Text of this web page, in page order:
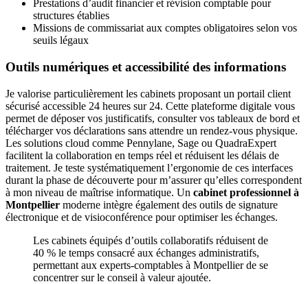
Prestations d’audit financier et révision comptable pour
structures établies
Missions de commissariat aux comptes obligatoires selon vos
seuils légaux
Outils numériques et accessibilité des informations
Je valorise particulièrement les cabinets proposant un portail client
sécurisé accessible 24 heures sur 24. Cette plateforme digitale vous
permet de déposer vos justificatifs, consulter vos tableaux de bord et
télécharger vos déclarations sans attendre un rendez-vous physique.
Les solutions cloud comme Pennylane, Sage ou QuadraExpert
facilitent la collaboration en temps réel et réduisent les délais de
traitement. Je teste systématiquement l’ergonomie de ces interfaces
durant la phase de découverte pour m’assurer qu’elles correspondent
à mon niveau de maîtrise informatique. Un cabinet professionnel à
Montpellier moderne intègre également des outils de signature
électronique et de visioconférence pour optimiser les échanges.
Les cabinets équipés d’outils collaboratifs réduisent de
40 % le temps consacré aux échanges administratifs,
permettant aux experts-comptables à Montpellier de se
concentrer sur le conseil à valeur ajoutée.